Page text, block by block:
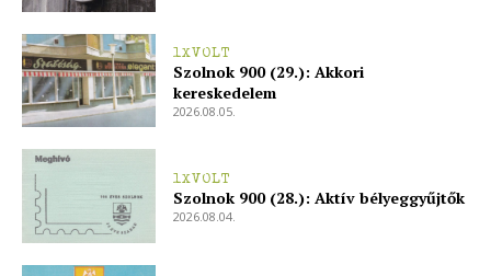
1XVOLT
Szolnok 900 (29.): Akkori
kereskedelem
2026.08.05.
1XVOLT
Szolnok 900 (28.): Aktív bélyeggyűjtők
2026.08.04.